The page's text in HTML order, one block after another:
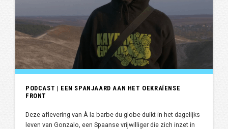
PODCAST | EEN SPANJAARD AAN HET OEKRAÏENSE
FRONT
Deze aflevering van À la barbe du globe duikt in het dagelijks
leven van Gonzalo, een Spaanse vrijwilliger die zich inzet in